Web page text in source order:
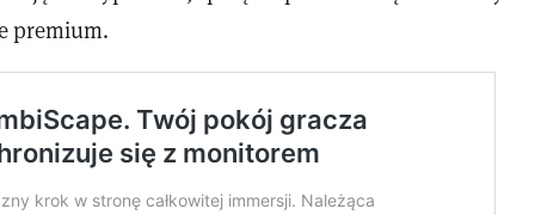
premium.